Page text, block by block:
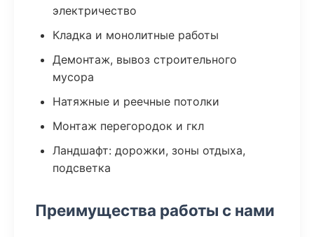
электричество
Кладка и монолитные работы
Демонтаж, вывоз строительного
мусора
Натяжные и реечные потолки
Монтаж перегородок и гкл
Ландшафт: дорожки, зоны отдыха,
подсветка
Преимущества работы с нами